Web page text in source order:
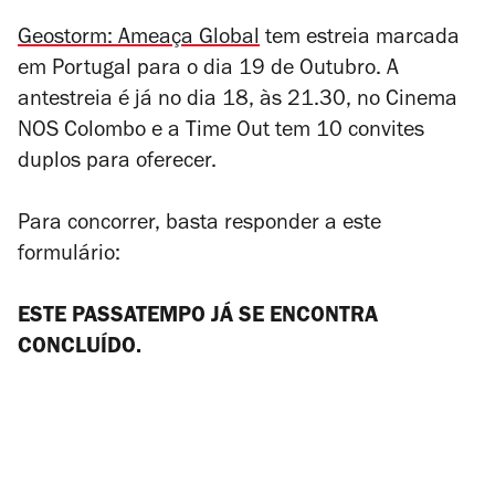
Geostorm: Ameaça Global tem estreia marcada
em Portugal para o dia 19 de Outubro. A
antestreia é já no dia 18, às 21.30, no Cinema
NOS Colombo e a Time Out tem 10 convites
duplos para oferecer.
Para concorrer, basta responder a este
formulário:
ESTE PASSATEMPO JÁ SE ENCONTRA
CONCLUÍDO.